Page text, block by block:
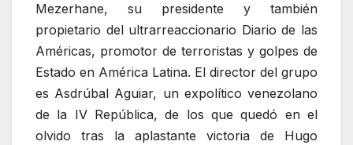
Mezerhane, su presidente y también
propietario del ultrarreaccionario Diario de las
Américas, promotor de terroristas y golpes de
Estado en América Latina. El director del grupo
es Asdrúbal Aguiar, un expolítico venezolano
de la IV República, de los que quedó en el
olvido tras la aplastante victoria de Hugo